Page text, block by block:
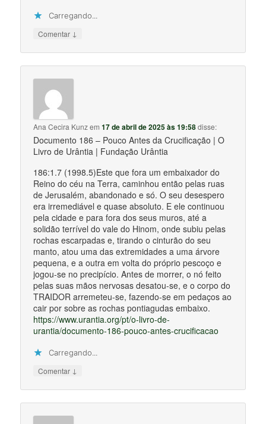
Carregando...
Comentar ↓
Ana Cecira Kunzem17 de abril de 2025 às 19:58disse:
Documento 186 – Pouco Antes da Crucificação | O
Livro de Urântia | Fundação Urântia
186:1.7 (1998.5)Este que fora um embaixador do
Reino do céu na Terra, caminhou então pelas ruas
de Jerusalém, abandonado e só. O seu desespero
era irremediável e quase absoluto. E ele continuou
pela cidade e para fora dos seus muros, até a
solidão terrível do vale do Hinom, onde subiu pelas
rochas escarpadas e, tirando o cinturão do seu
manto, atou uma das extremidades a uma árvore
pequena, e a outra em volta do próprio pescoço e
jogou-se no precipício. Antes de morrer, o nó feito
pelas suas mãos nervosas desatou-se, e o corpo do
TRAIDOR arremeteu-se, fazendo-se em pedaços ao
cair por sobre as rochas pontiagudas embaixo.
https://www.urantia.org/pt/o-livro-de-
urantia/documento-186-pouco-antes-crucificacao
Carregando...
Comentar ↓